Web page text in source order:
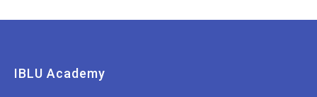
IBLU Academy